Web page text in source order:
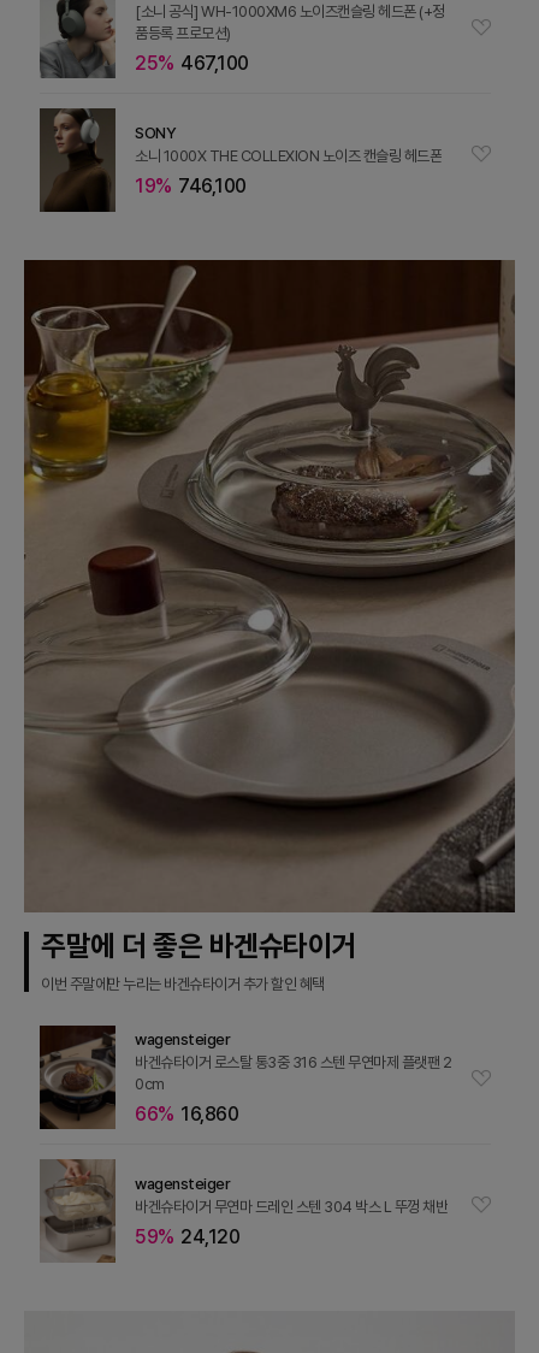
[소니 공식] WH-1000XM6 노이즈캔슬링 헤드폰 (+정
품등록 프로모션)
25% 467,100
SONY
소니 1000X THE COLLEXION 노이즈 캔슬링 헤드폰
19% 746,100
주말에 더 좋은 바겐슈타이거
이번 주말에만 누리는 바겐슈타이거 추가 할인 혜택
wagensteiger
바겐슈타이거 로스탈 통3중 316 스텐 무연마제 플랫팬 2
0cm
66% 16,860
wagensteiger
바겐슈타이거 무연마 드레인 스텐 304 박스 L 뚜껑 채반
59% 24,120